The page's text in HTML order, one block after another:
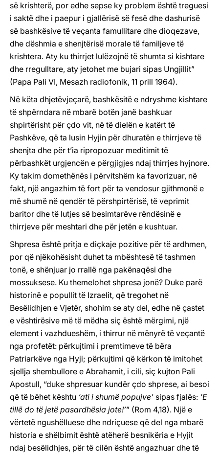
së krishterë, por edhe sepse ky problem është treguesi
i saktë dhe i paepur i gjallërisë së fesë dhe dashurisë
së bashkësive të veçanta famullitare dhe dioqezave,
dhe dëshmia e shenjtërisë morale të familjeve të
krishtera. Aty ku thirrjet lulëzojnë të shumta si kishtare
dhe rregulltare, aty jetohet me bujari sipas Ungjillit”
(Papa Pali VI, Mesazh radiofonik, 11 prill 1964).
Në këta dhjetëvjeçarë, bashkësitë e ndryshme kishtare
të shpërndara në mbarë botën janë bashkuar
shpirtërisht për çdo vit, në të dielën e katërt të
Pashkëve, që ta lusin Hyjin për dhuratën e thirrjeve të
shenjta dhe për t’ia ripropozuar meditimit të
përbashkët urgjencën e përgjigjes ndaj thirrjes hyjnore.
Ky takim domethënës i përvitshëm ka favorizuar, në
fakt, një angazhim të fort për ta vendosur gjithmonë e
më shumë në qendër të përshpirtërisë, të veprimit
baritor dhe të lutjes së besimtarëve rëndësinë e
thirrjeve për meshtari dhe për jetën e kushtuar.
Shpresa është pritja e diçkaje pozitive për të ardhmen,
por që njëkohësisht duhet ta mbështesë të tashmen
tonë, e shënjuar jo rrallë nga pakënaqësi dhe
mossuksese. Ku themelohet shpresa jonë? Duke parë
historinë e popullit të Izraelit, që tregohet në
Besëlidhjen e Vjetër, shohim se aty del, edhe në çastet
e vështirësive më të mëdha siç është mërgimi, një
element i vazhdueshëm, i thirrur në mënyrë të veçantë
nga profetët: përkujtimi i premtimeve të bëra
Patriarkëve nga Hyji; përkujtimi që kërkon të imitohet
sjellja shembullore e Abrahamit, i cili, siç kujton Pali
Apostull, “duke shpresuar kundër çdo shprese, ai besoi
që të bëhet kështu ‘ati i shumë popujve’ sipas fjalës: ‘E
tillë do të jetë pasardhësia jote!’” (Rom 4,18). Një e
vërtetë ngushëlluese dhe ndriçuese që del nga mbarë
historia e shëlbimit është atëherë besnikëria e Hyjit
ndaj besëlidhjes, për të cilën është angazhuar dhe të